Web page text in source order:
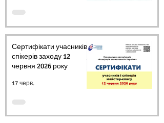
Сертифікати учасників і
спікерів заходу 12
червня 2026 року
17 черв.